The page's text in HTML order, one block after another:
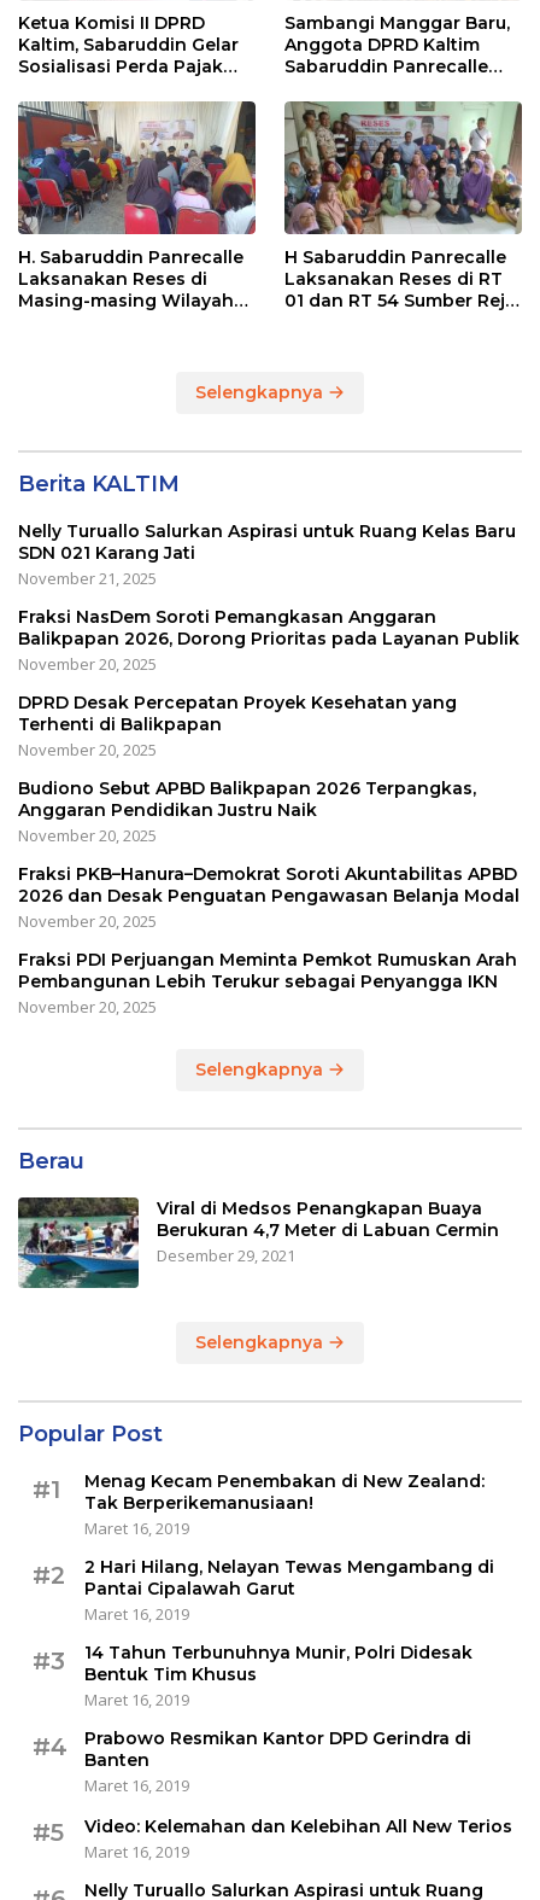
Ketua Komisi II DPRD
Kaltim, Sabaruddin Gelar
Sosialisasi Perda Pajak
Sepinggan Raya
Balikpapan
Sambangi Manggar Baru,
Anggota DPRD Kaltim
Sabaruddin Panrecalle
Balikpapan
H. Sabaruddin Panrecalle
Laksanakan Reses di
Masing-masing Wilayah
H Sabaruddin Panrecalle
Laksanakan Reses di RT
01 dan RT 54 Sumber Rejo
Selengkapnya
Berita KALTIM
Nelly Turuallo Salurkan Aspirasi untuk Ruang Kelas Baru
SDN 021 Karang Jati
November 21, 2025
Fraksi NasDem Soroti Pemangkasan Anggaran
Balikpapan 2026, Dorong Prioritas pada Layanan Publik
November 20, 2025
DPRD Desak Percepatan Proyek Kesehatan yang
Terhenti di Balikpapan
November 20, 2025
Budiono Sebut APBD Balikpapan 2026 Terpangkas,
Anggaran Pendidikan Justru Naik
November 20, 2025
Fraksi PKB–Hanura–Demokrat Soroti Akuntabilitas APBD
2026 dan Desak Penguatan Pengawasan Belanja Modal
November 20, 2025
Fraksi PDI Perjuangan Meminta Pemkot Rumuskan Arah
Pembangunan Lebih Terukur sebagai Penyangga IKN
November 20, 2025
Selengkapnya
Berau
Viral di Medsos Penangkapan Buaya
Berukuran 4,7 Meter di Labuan Cermin
Desember 29, 2021
Selengkapnya
Popular Post
#1
Menag Kecam Penembakan di New Zealand:
Tak Berperikemanusiaan!
Maret 16, 2019
#2
2 Hari Hilang, Nelayan Tewas Mengambang di
Pantai Cipalawah Garut
Maret 16, 2019
#3
14 Tahun Terbunuhnya Munir, Polri Didesak
Bentuk Tim Khusus
Maret 16, 2019
#4
Prabowo Resmikan Kantor DPD Gerindra di
Banten
Maret 16, 2019
#5
Video: Kelemahan dan Kelebihan All New Terios
Maret 16, 2019
Nelly Turuallo Salurkan Aspirasi untuk Ruang